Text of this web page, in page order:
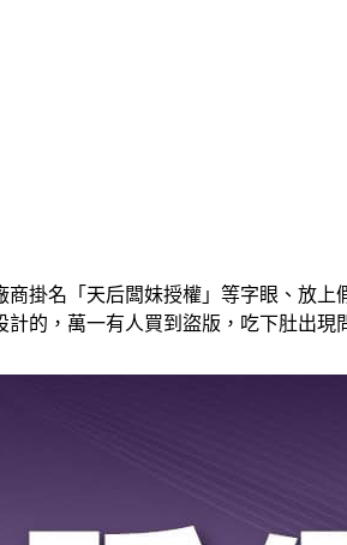
掛名「天后闆妹授權」等字眼、放
的，萬一有人買到盜版，吃下肚出現